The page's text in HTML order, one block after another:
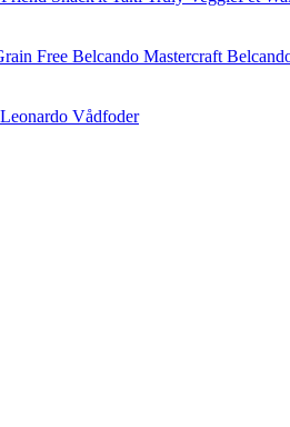
Free Belcando Mastercraft
Leonardo Vådfoder